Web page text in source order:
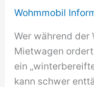
Wohmmobil
Wer während der
Mietwagen
ein
kann schwer